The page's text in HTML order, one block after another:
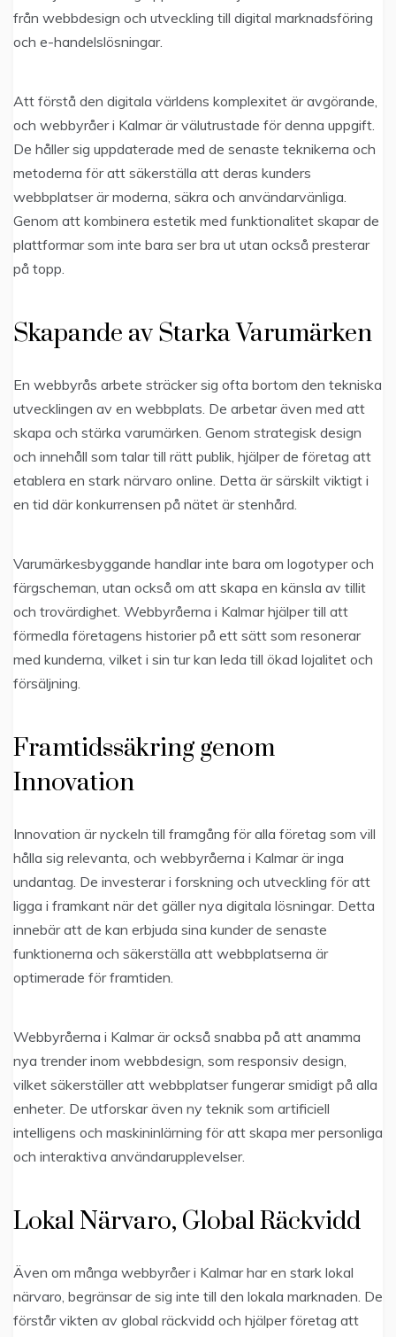
från webbdesign och utveckling till digital marknadsföring
och e-handelslösningar.
Att förstå den digitala världens komplexitet är avgörande,
och webbyråer i Kalmar är välutrustade för denna uppgift.
De håller sig uppdaterade med de senaste teknikerna och
metoderna för att säkerställa att deras kunders
webbplatser är moderna, säkra och användarvänliga.
Genom att kombinera estetik med funktionalitet skapar de
plattformar som inte bara ser bra ut utan också presterar
på topp.
Skapande av Starka Varumärken
En webbyrås arbete sträcker sig ofta bortom den tekniska
utvecklingen av en webbplats. De arbetar även med att
skapa och stärka varumärken. Genom strategisk design
och innehåll som talar till rätt publik, hjälper de företag att
etablera en stark närvaro online. Detta är särskilt viktigt i
en tid där konkurrensen på nätet är stenhård.
Varumärkesbyggande handlar inte bara om logotyper och
färgscheman, utan också om att skapa en känsla av tillit
och trovärdighet. Webbyråerna i Kalmar hjälper till att
förmedla företagens historier på ett sätt som resonerar
med kunderna, vilket i sin tur kan leda till ökad lojalitet och
försäljning.
Framtidssäkring genom
Innovation
Innovation är nyckeln till framgång för alla företag som vill
hålla sig relevanta, och webbyråerna i Kalmar är inga
undantag. De investerar i forskning och utveckling för att
ligga i framkant när det gäller nya digitala lösningar. Detta
innebär att de kan erbjuda sina kunder de senaste
funktionerna och säkerställa att webbplatserna är
optimerade för framtiden.
Webbyråerna i Kalmar är också snabba på att anamma
nya trender inom webbdesign, som responsiv design,
vilket säkerställer att webbplatser fungerar smidigt på alla
enheter. De utforskar även ny teknik som artificiell
intelligens och maskininlärning för att skapa mer personliga
och interaktiva användarupplevelser.
Lokal Närvaro, Global Räckvidd
Även om många webbyråer i Kalmar har en stark lokal
närvaro, begränsar de sig inte till den lokala marknaden. De
förstår vikten av global räckvidd och hjälper företag att